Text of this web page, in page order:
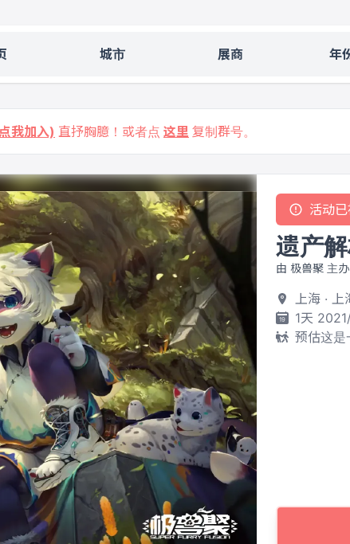
城市 展商 年
我加入) 直抒胸臆！或者点 这里 复制群号。
活动
遗产
由 极兽聚 主办
上海 · 上
1天
预估这